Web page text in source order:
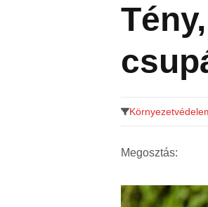
Megosztás: